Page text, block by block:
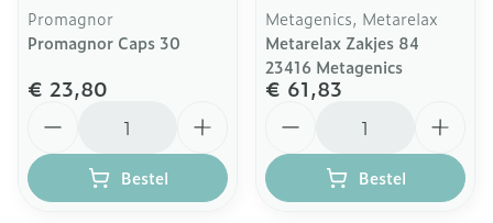
Promagnor
Promagnor Caps 30
€ 23,80
Bestel
Metagenics, Metarelax
Metarelax Zakjes 84
23416 Metagenics
€ 61,83
Bestel